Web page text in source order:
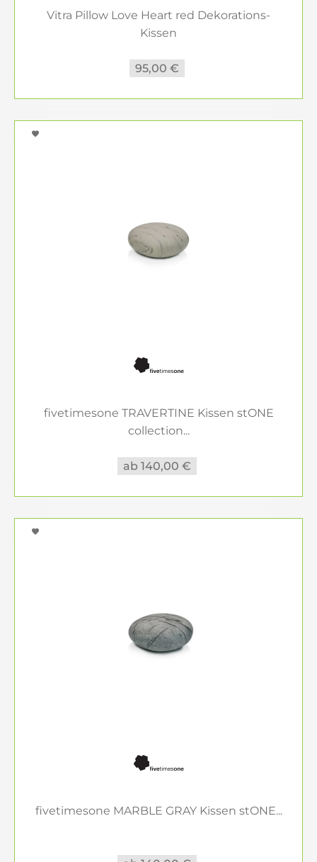
Vitra Pillow Love Heart red Dekorations-
Kissen
95,00 €
fivetimesone TRAVERTINE Kissen stONE
collection...
ab 140,00 €
fivetimesone MARBLE GRAY Kissen stONE...